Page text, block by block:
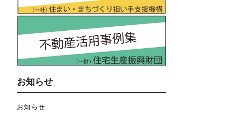
お知らせ
お知らせ